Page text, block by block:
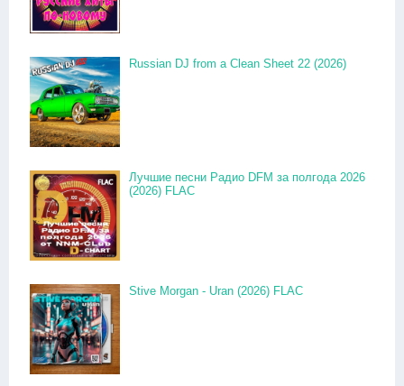
Russian DJ from a Clean Sheet 22 (2026)
Лучшие песни Радио DFM за полгода 2026
(2026) FLAC
Stive Morgan - Uran (2026) FLAC